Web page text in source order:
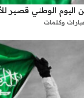
الوطني قصير
وكلمات